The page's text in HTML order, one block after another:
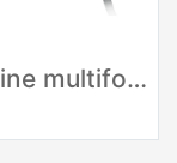
Machine multifonctionnelle d'épilation de chargement initial d'équipement de beauté